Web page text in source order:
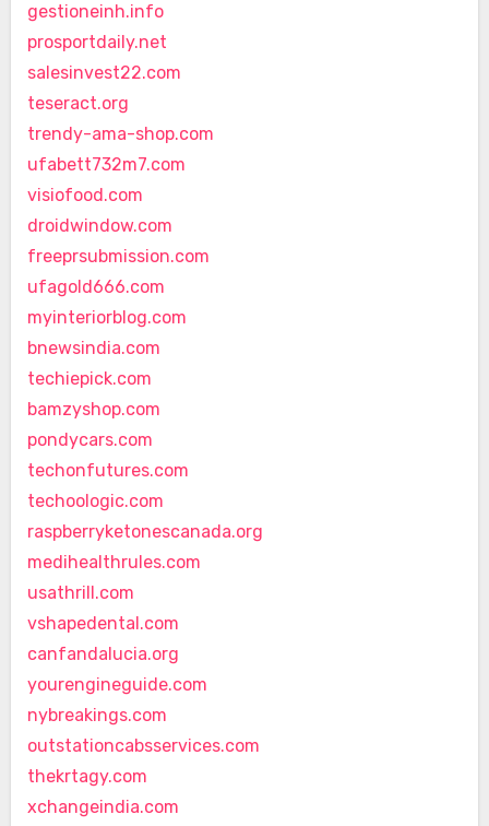
gestioneinh.info
prosportdaily.net
salesinvest22.com
teseract.org
trendy-ama-shop.com
ufabett732m7.com
visiofood.com
droidwindow.com
freeprsubmission.com
ufagold666.com
myinteriorblog.com
bnewsindia.com
techiepick.com
bamzyshop.com
pondycars.com
techonfutures.com
techoologic.com
raspberryketonescanada.org
medihealthrules.com
usathrill.com
vshapedental.com
canfandalucia.org
yourengineguide.com
nybreakings.com
outstationcabsservices.com
thekrtagy.com
xchangeindia.com